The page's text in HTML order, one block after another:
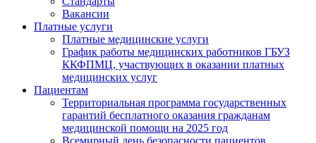
Вакансии
Платные услуги
Платные медицинские услуги
График работы медицинских работников ГБУЗ
ККФПМЦ, участвующих в оказании платных
медицинских услуг
Пациентам
Территориальная программа государственных
гарантий бесплатного оказания гражданам
медицинской помощи на 2025 год
Всемирный день безопасности пациентов